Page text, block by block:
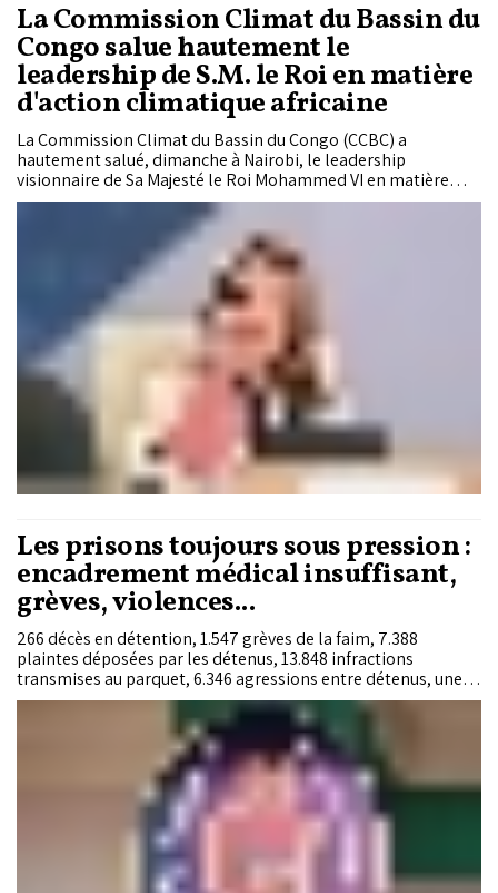
La Commission Climat du Bassin du
Congo salue hautement le
leadership de S.M. le Roi en matière
d'action climatique africaine
La Commission Climat du Bassin du Congo (CCBC) a
hautement salué, dimanche à Nairobi, le leadership
visionnaire de Sa Majesté le Roi Mohammed VI en matière
d'action climatique africaine, mettant en avant les efforts du
Souverain en faveur de la coopération Sud-Sud et de la
mobilisation africaine face aux défis du changement
Les prisons toujours sous pression :
encadrement médical insuffisant,
grèves, violences...
266 décès en détention, 1.547 grèves de la faim, 7.388
plaintes déposées par les détenus, 13.848 infractions
transmises au parquet, 6.346 agressions entre détenus, une
rupture nationale d’approvisionnement en méthadone en
mars 2025, un psychologue pour 1.743 détenus. Ces chiffres,
et bien d’autres, figurent dans le rapport d’activité 2025 de la
Délégation générale à l’administration pénitentiaire et à la
réinsertion, rendu public le 6 mai 2026. Mis en cohérence, ils
dessinent l’envers du décor d’une année par ailleurs marquée
par un investissement structurel sans précédent: nouveau
statut du personnel pénitentiaire, lancement des peines
alternatives, promotion de la santé pénitentiaire au rang de
Direction de plein exercice.